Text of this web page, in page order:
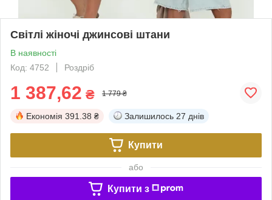
Світлі жіночі джинсові штани
В наявності
Код: 4752
Роздріб
1 387,62 ₴ 1 779 ₴
Економія 391.38 ₴ Залишилось 27 днів
Купити
або
Купити з